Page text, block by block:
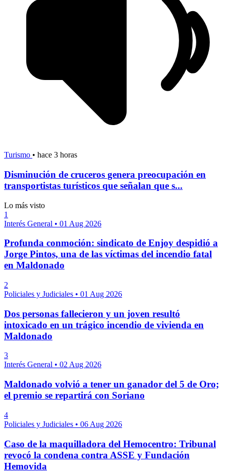
Turismo • hace 3 horas
Disminución de cruceros genera preocupación en
transportistas turísticos que señalan que s...
Lo más visto
1
Interés General • 01 Aug 2026
Profunda conmoción: sindicato de Enjoy despidió a
Jorge Pintos, una de las víctimas del incendio fatal
en Maldonado
2
Policiales y Judiciales • 01 Aug 2026
Dos personas fallecieron y un joven resultó
intoxicado en un trágico incendio de vivienda en
Maldonado
3
Interés General • 02 Aug 2026
Maldonado volvió a tener un ganador del 5 de Oro;
el premio se repartirá con Soriano
4
Policiales y Judiciales • 06 Aug 2026
Caso de la maquilladora del Hemocentro: Tribunal
revocó la condena contra ASSE y Fundación
Hemovida